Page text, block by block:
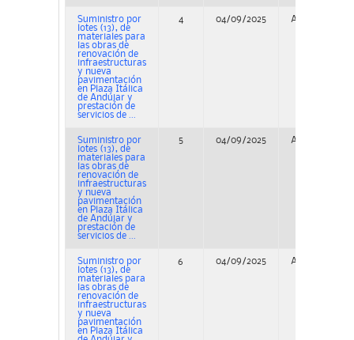
Suministro por
lotes (13), de
materiales para
las obras de
renovación de
infraestructuras
y nueva
pavimentación
en Plaza Itálica
de Andújar y
prestación de
servicios de ...
4 04/09/2025 Adjudicación
Suministro por
lotes (13), de
materiales para
las obras de
renovación de
infraestructuras
y nueva
pavimentación
en Plaza Itálica
de Andújar y
prestación de
servicios de ...
5 04/09/2025 Adjudicación
Suministro por
lotes (13), de
materiales para
las obras de
renovación de
infraestructuras
y nueva
pavimentación
en Plaza Itálica
6 04/09/2025 Adjudicación